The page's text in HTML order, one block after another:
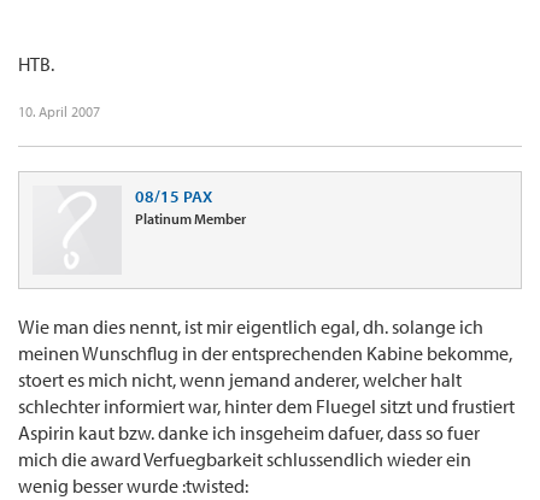
HTB.
10. April 2007
08/15 PAX
Platinum Member
Wie man dies nennt, ist mir eigentlich egal, dh. solange ich
meinen Wunschflug in der entsprechenden Kabine bekomme,
stoert es mich nicht, wenn jemand anderer, welcher halt
schlechter informiert war, hinter dem Fluegel sitzt und frustiert
Aspirin kaut bzw. danke ich insgeheim dafuer, dass so fuer
mich die award Verfuegbarkeit schlussendlich wieder ein
wenig besser wurde :twisted: